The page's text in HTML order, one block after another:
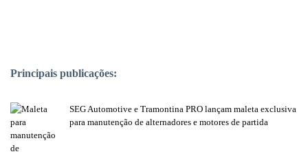
Principais publicações:
SEG Automotive e Tramontina PRO lançam maleta exclusiva
para manutenção de alternadores e motores de partida